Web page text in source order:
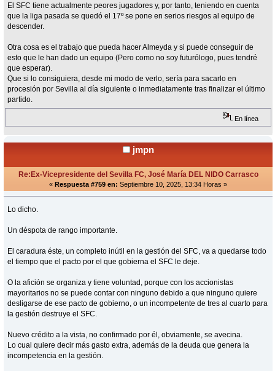
El SFC tiene actualmente peores jugadores y, por tanto, teniendo en cuenta
que la liga pasada se quedó el 17º se pone en serios riesgos al equipo de
descender.
Otra cosa es el trabajo que pueda hacer Almeyda y si puede conseguir de
esto que le han dado un equipo (Pero como no soy futurólogo, pues tendré
que esperar).
Que si lo consiguiera, desde mi modo de verlo, sería para sacarlo en
procesión por Sevilla al día siguiente o inmediatamente tras finalizar el último
partido.
En línea
jmpn
Re:Ex-Vicepresidente del Sevilla FC, José María DEL NIDO Carrasco
« Respuesta #759 en: Septiembre 10, 2025, 13:34 Horas »
Lo dicho.
Un déspota de rango importante.
El caradura éste, un completo inútil en la gestión del SFC, va a quedarse todo
el tiempo que el pacto por el que gobierna el SFC le deje.
O la afición se organiza y tiene voluntad, porque con los accionistas
mayoritarios no se puede contar con ninguno debido a que ninguno quiere
desligarse de ese pacto de gobierno, o un incompetente de tres al cuarto para
la gestión destruye el SFC.
Nuevo crédito a la vista, no confirmado por él, obviamente, se avecina.
Lo cual quiere decir más gasto extra, además de la deuda que genera la
incompetencia en la gestión.